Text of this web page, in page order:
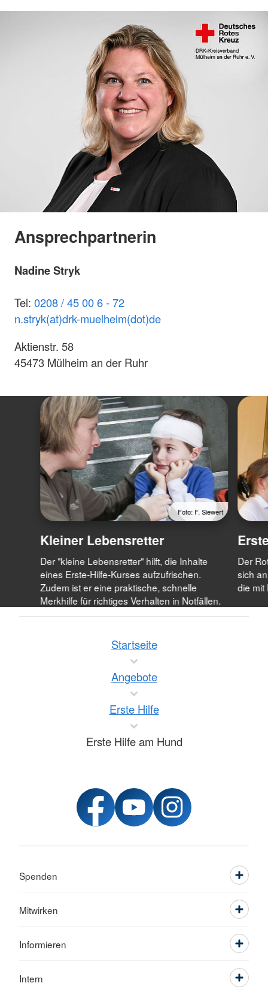
Ansprechpartnerin
Nadine Stryk
Tel: 0208 / 45 00 6 - 72
n.stryk(at)drk-muelheim(dot)de
Aktienstr. 58
45473 Mülheim an der Ruhr
Foto: F. Siewert
Kleiner Lebensretter
Der "kleine Lebensretter" hilft, die Inhalte
eines Erste-Hilfe-Kurses aufzufrischen.
Zudem ist er eine praktische, schnelle
Merkhilfe für richtiges Verhalten in Notfällen.
Der
sich
die mit
Startseite
Angebote
Erste Hilfe
Erste Hilfe am Hund
Spenden
Mitwirken
Informieren
Intern